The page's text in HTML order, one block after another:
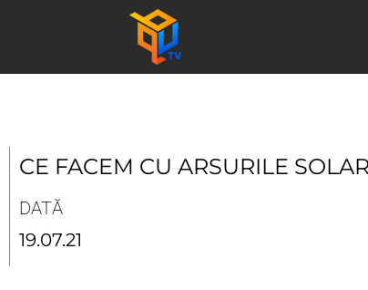
CE FACEM CU ARSURILE
DATĂ
19.07.21